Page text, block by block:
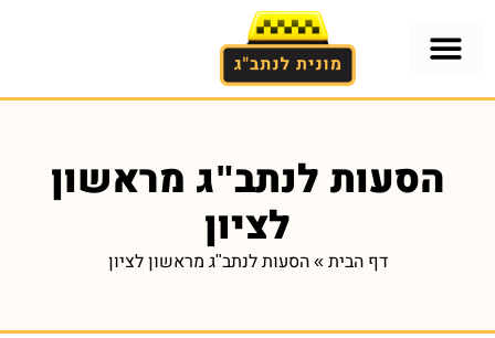
הסעות לנתב"ג מראשון
לציון
דף הבית »הסעות לנתב"ג מראשון לציון